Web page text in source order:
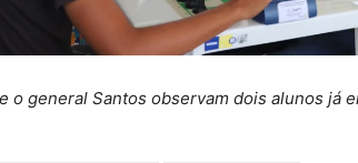
o general Santos observam dois alunos já